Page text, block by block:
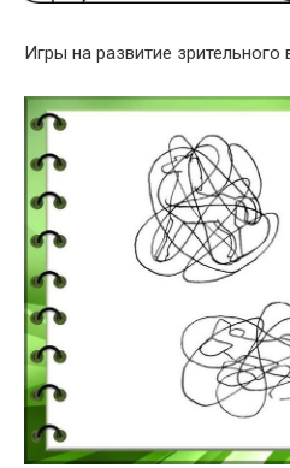
Игры на развитие зрительного